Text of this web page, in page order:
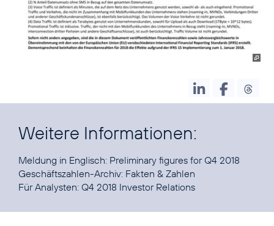
Weitere Informationen:
Meldung in Englisch: Preliminary figures for Q4 2018
Geschäftszahlen-Archiv: Fakten & Zahlen
Für Analysten: Q4 2018 Investor Relations